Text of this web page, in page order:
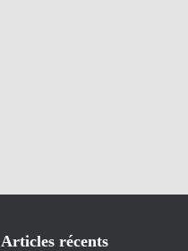
Articles récents